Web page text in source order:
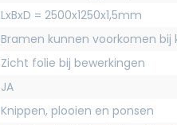
LxBxD = 2500x1250x1,5mm
Bramen kunnen voorkomen bij
Zicht folie bij bewerkingen
JA
Knippen, plooien en ponsen